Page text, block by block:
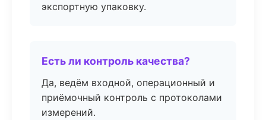
экспортную упаковку.
Есть ли контроль качества?
Да, ведём входной, операционный и
приёмочный контроль с протоколами
измерений.